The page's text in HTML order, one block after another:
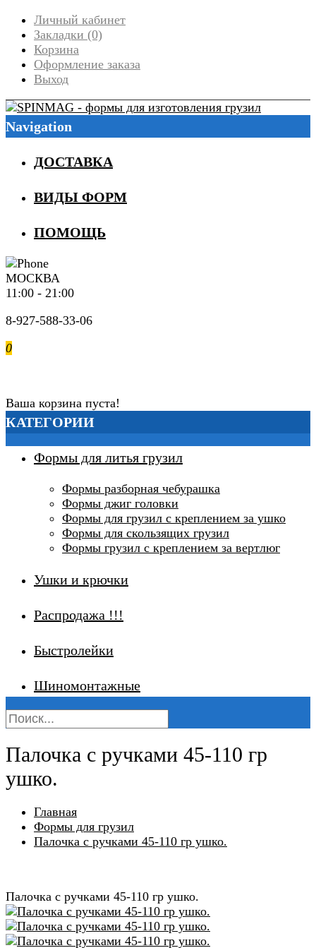
Личный кабинет
Закладки (0)
Корзина
Оформление заказа
Выход
Navigation
ДОСТАВКА
ВИДЫ ФОРМ
ПОМОЩЬ
МОСКВА
11:00 - 21:00
8-927-588-33-06
0
Ваша корзина пуста!
КАТЕГОРИИ
Формы для литья грузил
Формы разборная чебурашка
Формы джиг головки
Формы для грузил с креплением за ушко
Формы для скользящих грузил
Формы грузил с креплением за вертлюг
Ушки и крючки
Распродажа !!!
Быстролейки
Шиномонтажные
Палочка с ручками 45-110 гр
ушко.
Главная
Формы для грузил
Палочка с ручками 45-110 гр ушко.
Палочка с ручками 45-110 гр ушко.